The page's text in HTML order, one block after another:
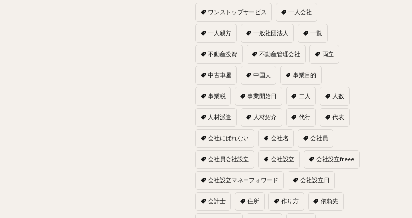
ワンストップサービス 一人会社
一人親方 一般社団法人 一覧
不動産投資 不動産管理会社 両立
中古車屋 中国人 事業目的
事業税 事業開始日 二人 人数
人材派遣 人材紹介 代行 代表
会社にばれない 会社名 会社員
会社員会社設立 会社設立 会社設立freee
会社設立マネーフォワード 会社設立日
会計士 住所 作り方 依頼先